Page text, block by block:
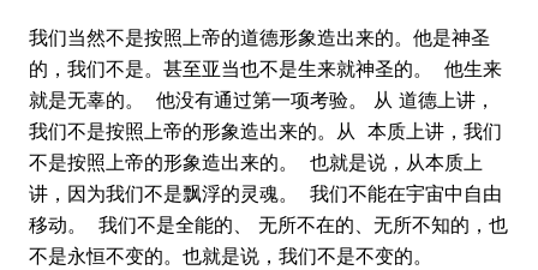
我们当然不是按照上帝的道德形象造出来的。他是神圣
的，我们不是。甚至亚当也不是生来就神圣的。 他生来
就是无辜的。 他没有通过第一项考验。 从 道德上讲，
我们不是按照上帝的形象造出来的。从 本质上讲，我们
不是按照上帝的形象造出来的。 也就是说，从本质上
讲，因为我们不是飘浮的灵魂。 我们不能在宇宙中自由
移动。 我们不是全能的、 无所不在的、无所不知的，也
不是永恒不变的。也就是说，我们不是不变的。